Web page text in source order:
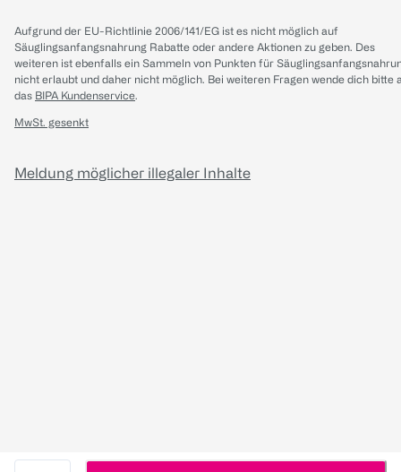
Aufgrund der EU-Richtlinie 2006/141/EG ist es nicht möglich auf
Säuglingsanfangsnahrung Rabatte oder andere Aktionen zu geben. Des
weiteren ist ebenfalls ein Sammeln von Punkten für
nicht erlaubt und daher nicht möglich. Bei weiteren Fragen wende dich bitte
das BIPA Kundenservice.
MwSt. gesenkt
Meldung möglicher illegaler Inhalte